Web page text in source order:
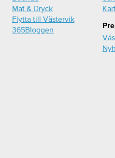
Mat & Dryck
Flytta till Västervik
365Bloggen